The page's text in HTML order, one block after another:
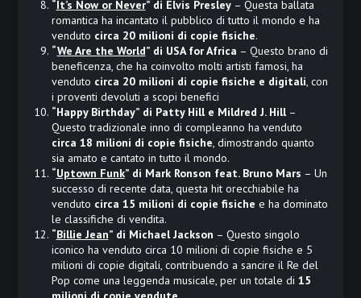
“It’s Now or Never” di Elvis Presley– Questa ballata
romantica ha incantato il pubblico di tutto il mondo e ha
venduto circa 20 milioni di copie fisiche.
“We Are the World” di USA for Africa – Questo brano di
beneficenza, che ha coinvolto molti artisti famosi, ha
venduto circa 20 milioni di copie fisiche e digitali, con
i proventi devoluti a scopi benefici
“Happy Birthday” di Patty Hill e Mildred J. Hill–
Questo tradizionale inno di compleanno ha venduto
circa 18 milioni di copie fisiche, dimostrando quanto
sia amato e cantato in tutto il mondo.
“Uptown Funk” di Mark Ronson feat. Bruno Mars – Un
successo di recente data, questa hit orecchiabile ha
venduto circa 15 milioni di copie fisiche e ha dominato
le classifiche di vendita.
“Billie Jean” di Michael Jackson – Questo singolo
iconico ha venduto circa 10 milioni di copie fisiche e 5
milioni di copie digitali, contribuendo a sancire il Re del
Pop come una leggenda musicale, per un totale di 15